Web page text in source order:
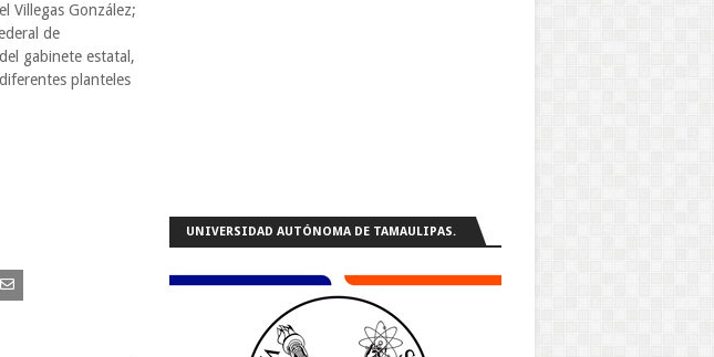
Villegas González;
de
gabinete estatal,
planteles
UNIVERSIDAD AUTÓNOMA DE TAMAULIPAS.